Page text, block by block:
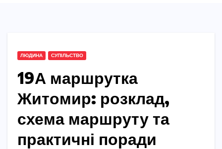
ЛЮДИНА СУПІЛЬСТВО
19А маршрутка
Житомир: розклад,
схема маршруту та
практичні поради